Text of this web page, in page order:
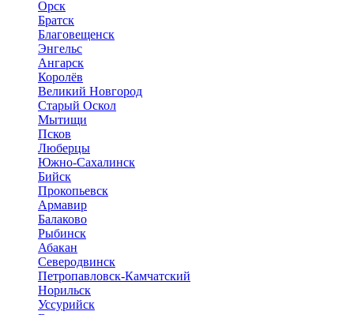
Орск
Братск
Благовещенск
Энгельс
Ангарск
Королёв
Великий Новгород
Старый Оскол
Мытищи
Псков
Люберцы
Южно-Сахалинск
Бийск
Прокопьевск
Армавир
Балаково
Рыбинск
Абакан
Северодвинск
Петропавловск-Камчатский
Норильск
Уссурийск